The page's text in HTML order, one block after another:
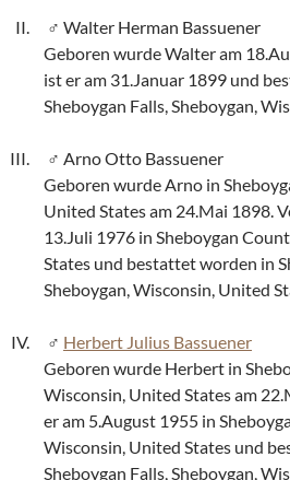
Walter Herman Bassuener
Geboren wurde Walter am
ist er am 31.Januar 1899 und
Sheboygan Falls, Sheboygan,
Arno Otto Bassuener
Geboren wurde Arno in
United States am 24.Mai 1898.
13.Juli 1976 in Sheboygan
States und bestattet worden in
Sheboygan, Wisconsin, United
Herbert Julius Bassuener
Geboren wurde Herbert in
Wisconsin, United States am
er am 5.August 1955 in
Wisconsin, United States und
Sheboygan Falls, Sheboygan,